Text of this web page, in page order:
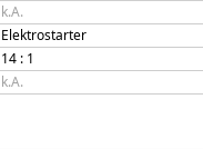
k.A.
Elektrostarter
14 : 1
k.A.